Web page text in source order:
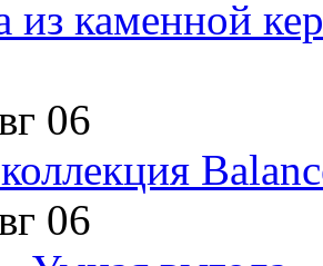
из каменной
06
06